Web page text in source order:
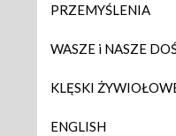
PRZEMYŚLENIA
WASZE i NASZE
KLĘSKI
ENGLISH